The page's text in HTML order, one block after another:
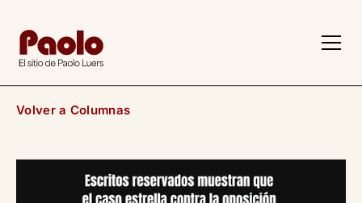
Volver a Columnas